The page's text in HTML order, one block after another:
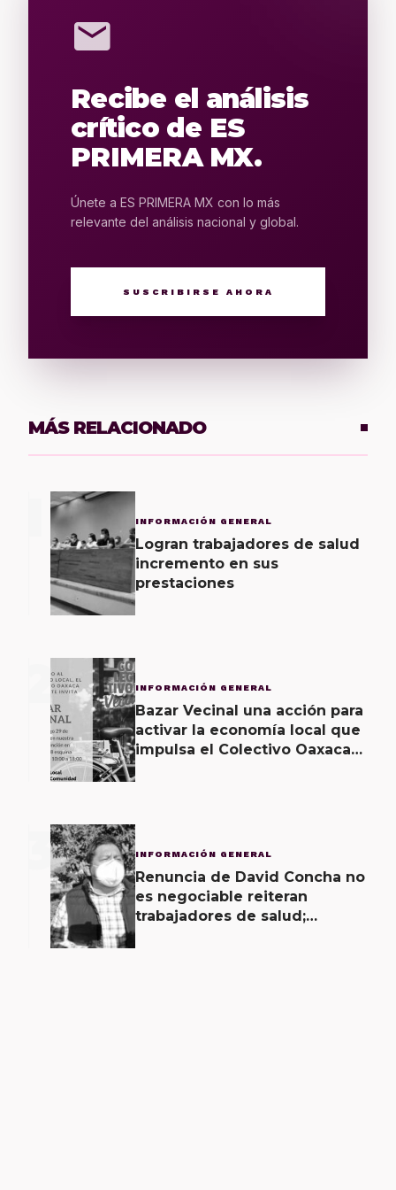
mail
Recibe el análisis
crítico de ES
PRIMERA MX.
Únete a ES PRIMERA MX con lo más
relevante del análisis nacional y global.
SUSCRIBIRSE AHORA
MÁS RELACIONADO
INFORMACIÓN GENERAL
Logran trabajadores de salud
incremento en sus
prestaciones
2 INFORMACIÓN GENERAL
Bazar Vecinal una acción para
activar la economía local que
impulsa el Colectivo Oaxaca
3 INFORMACIÓN GENERAL
Renuncia de David Concha no
es negociable reiteran
trabajadores de salud;